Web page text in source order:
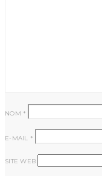
NOM *
E-MAIL *
SITE WEB